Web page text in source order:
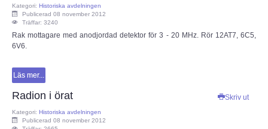
Stadgar (pdf)
Målbild (pdf)
Hänt i ESR
ESR - Omvärldsbevakning
Om webbplatsen ESR.SE
Kategori: Historiska avdelningen
Publicerad 08 november 2012
Träffar: 3240
Rak mottagare med anodjordad detektor för 3 - 20 MHz. Rör 12AT7, 6C5,
6V6.
Läs mer...
Skriv ut
Radion i örat
Kategori: Historiska avdelningen
Publicerad 08 november 2012